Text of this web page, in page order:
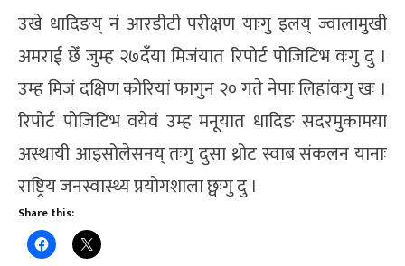
उखे धादिङय् नं आरडीटी परीक्षण याःगु इलय् ज्वालामुखी
अमराई छेँ जुम्ह २७दँया मिजंयात रिपोर्ट पोजिटिभ वःगु दु ।
उम्ह मिजं दक्षिण कोरियां फागुन २० गते नेपाः लिहांवःगु खः ।
रिपोर्ट पोजिटिभ वयेवं उम्ह मनूयात धादिङ सदरमुकामया
अस्थायी आइसोलेसनय् तःगु दुसा थ्रोट स्वाब संकलन यानाः
राष्ट्रिय जनस्वास्थ्य प्रयोगशाला छ्वःगु दु ।
Share this: